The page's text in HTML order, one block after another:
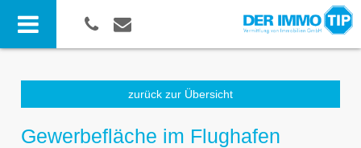
zurück zur Übersicht
Gewerbefläche im Flughafen